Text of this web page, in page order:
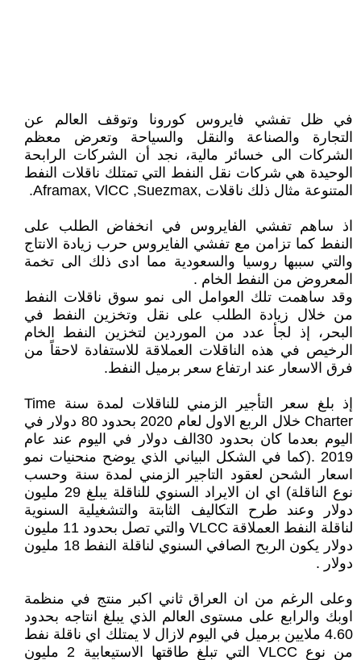
في ظل تفشي فايروس كورونا وتوقف العالم عن
التجارة والصناعة والنقل والسياحة وتعرض معظم
الشركات الى خسائر مالية، نجد أن الشركات الرابحة
الوحيدة هي شركات نقل النفط التي تمتلك ناقلات النفط
المتنوعة مثال ذلك ناقلات ,Aframax, VlCC ,Suezmax.
اذ ساهم تفشي الفايروس في انخفاض الطلب على
النفط كما تزامن مع تفشي الفايروس حرب زيادة الانتاج
والتي سببها روسيا والسعودية مما ادى ذلك الى تخمة
المعروض من النفط الخام .
وقد ساهمت تلك العوامل الى نمو سوق ناقلات النفط
من خلال زيادة الطلب على نقل وتخزين النفط في
البحر، إذ لجأ عدد من الموردين لتخزين النفط الخام
الرخيص في هذه الناقلات العملاقة للاستفادة لاحقاً من
فرق الاسعار عند ارتفاع سعر برميل النفط.
إذ بلغ سعر التأجير الزمني للناقلات لمدة سنة Time
Charter خلال الربع الاول لعام 2020 بحدود 80 دولار في
اليوم بعدما كان بحدود 30الف دولار في اليوم عند عام
2019 .(كما في الشكل البياني الذي يوضح منحنيات نمو
اسعار الشحن لعقود التاجير الزمني لمدة سنة وحسب
نوع الناقلة) اي ان الايراد السنوي للناقلة يبلغ 29 مليون
دولار وعند طرح التكاليف الثابتة والتشغيلية السنوية
لناقلة النفط العملاقة VLCC والتي تصل بحدود 11 مليون
دولار يكون الربح الصافي السنوي لناقلة النفط 18 مليون
دولار .
وعلى الرغم من ان العراق ثاني اكبر منتج في منظمة
اوبك والرابع على مستوى العالم الذي يبلغ انتاجه بحدود
4.60 ملايين برميل في اليوم لازال لا يمتلك اي ناقلة نفط
من نوع VLCC التي تبلغ طاقتها الاستيعابية 2 مليون